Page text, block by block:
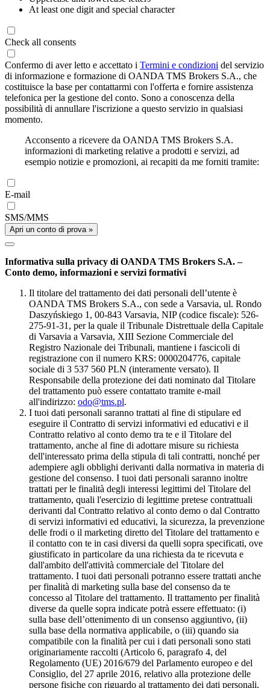
At least one digit and special character
Check all consents
Confermo di aver letto e accettato i Termini e condizioni del servizio
di informazione e formazione di OANDA TMS Brokers S.A., che
costituisce la base per contattarmi con l'offerta e fornire assistenza
telefonica per la gestione del conto. Sono a conoscenza della
possibilità di annullare l'iscrizione a questo servizio in qualsiasi
momento.
Acconsento a ricevere da OANDA TMS Brokers S.A.
informazioni di marketing relative a prodotti e servizi, ad
esempio notizie e promozioni, ai recapiti da me forniti tramite:
E-mail
SMS/MMS
Apri un conto di prova »
Informativa sulla privacy di OANDA TMS Brokers S.A. –
Conto demo, informazioni e servizi formativi
Il titolare del trattamento dei dati personali dell’utente è
OANDA TMS Brokers S.A., con sede a Varsavia, ul. Rondo
Daszyńskiego 1, 00-843 Varsavia, NIP (codice fiscale): 526-
275-91-31, per la quale il Tribunale Distrettuale della Capitale
di Varsavia a Varsavia, XIII Sezione Commerciale del
Registro Nazionale dei Tribunali, mantiene i fascicoli di
registrazione con il numero KRS: 0000204776, capitale
sociale di 3 537 560 PLN (interamente versato). Il
Responsabile della protezione dei dati nominato dal Titolare
del trattamento può essere contattato tramite e-mail
all'indirizzo: odo@tms.pl.
I tuoi dati personali saranno trattati al fine di stipulare ed
eseguire il Contratto di servizi informativi ed educativi e il
Contratto relativo al conto demo tra te e il Titolare del
trattamento, anche al fine di adottare misure su richiesta
dell'interessato prima della stipula di tali contratti, nonché per
adempiere agli obblighi derivanti dalla normativa in materia di
gestione del consenso. I tuoi dati personali saranno inoltre
trattati per le finalità degli interessi legittimi del Titolare del
trattamento, quali l'esercizio di legittime pretese contrattuali
derivanti dal Contratto relativo al conto demo o dal Contratto
di servizi informativi ed educativi, la sicurezza, la prevenzione
delle frodi o il marketing diretto del Titolare del trattamento e
il contatto con te in casi diversi da quelli sopra specificati, ove
giustificato in particolare da una richiesta da te ricevuta e
dall'ambito dell'attività commerciale del Titolare del
trattamento. I tuoi dati personali potranno essere trattati anche
per finalità di marketing sulla base del consenso da te
concesso al Titolare del trattamento. Il trattamento per finalità
diverse da quelle sopra indicate potrà essere effettuato: (i)
sulla base dell’ottenimento di un consenso aggiuntivo, (ii)
sulla base della normativa applicabile, o (iii) quando sia
compatibile con la finalità per cui i dati personali sono stati
originariamente raccolti (Articolo 6, paragrafo 4, del
Regolamento (UE) 2016/679 del Parlamento europeo e del
Consiglio, del 27 aprile 2016, relativo alla protezione delle
persone fisiche con riguardo al trattamento dei dati personali,